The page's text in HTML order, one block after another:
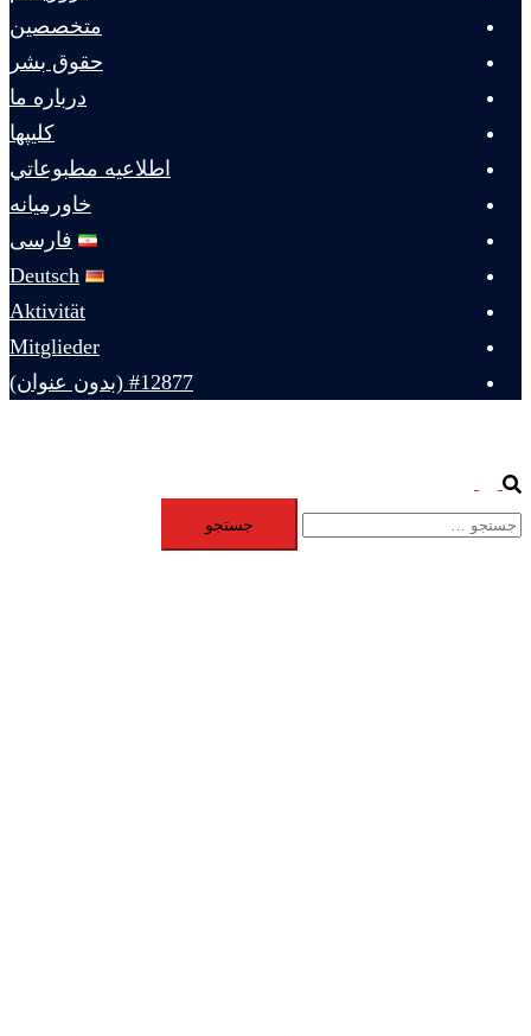
متخصصين
حقوق بشر
درباره ما
كليپها
اطلاعيه مطبوعاتي
خاورميانه
فارسی
Deutsch
Aktivität
Mitglieder
#12877 (بدون عنوان)
Search
menuجستجو
برای: